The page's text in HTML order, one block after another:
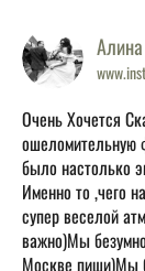
Очень Хочется
ошеломительную
было настолько
Именно то ,чего
супер веселой
важно)Мы
Москве пиши)Мы